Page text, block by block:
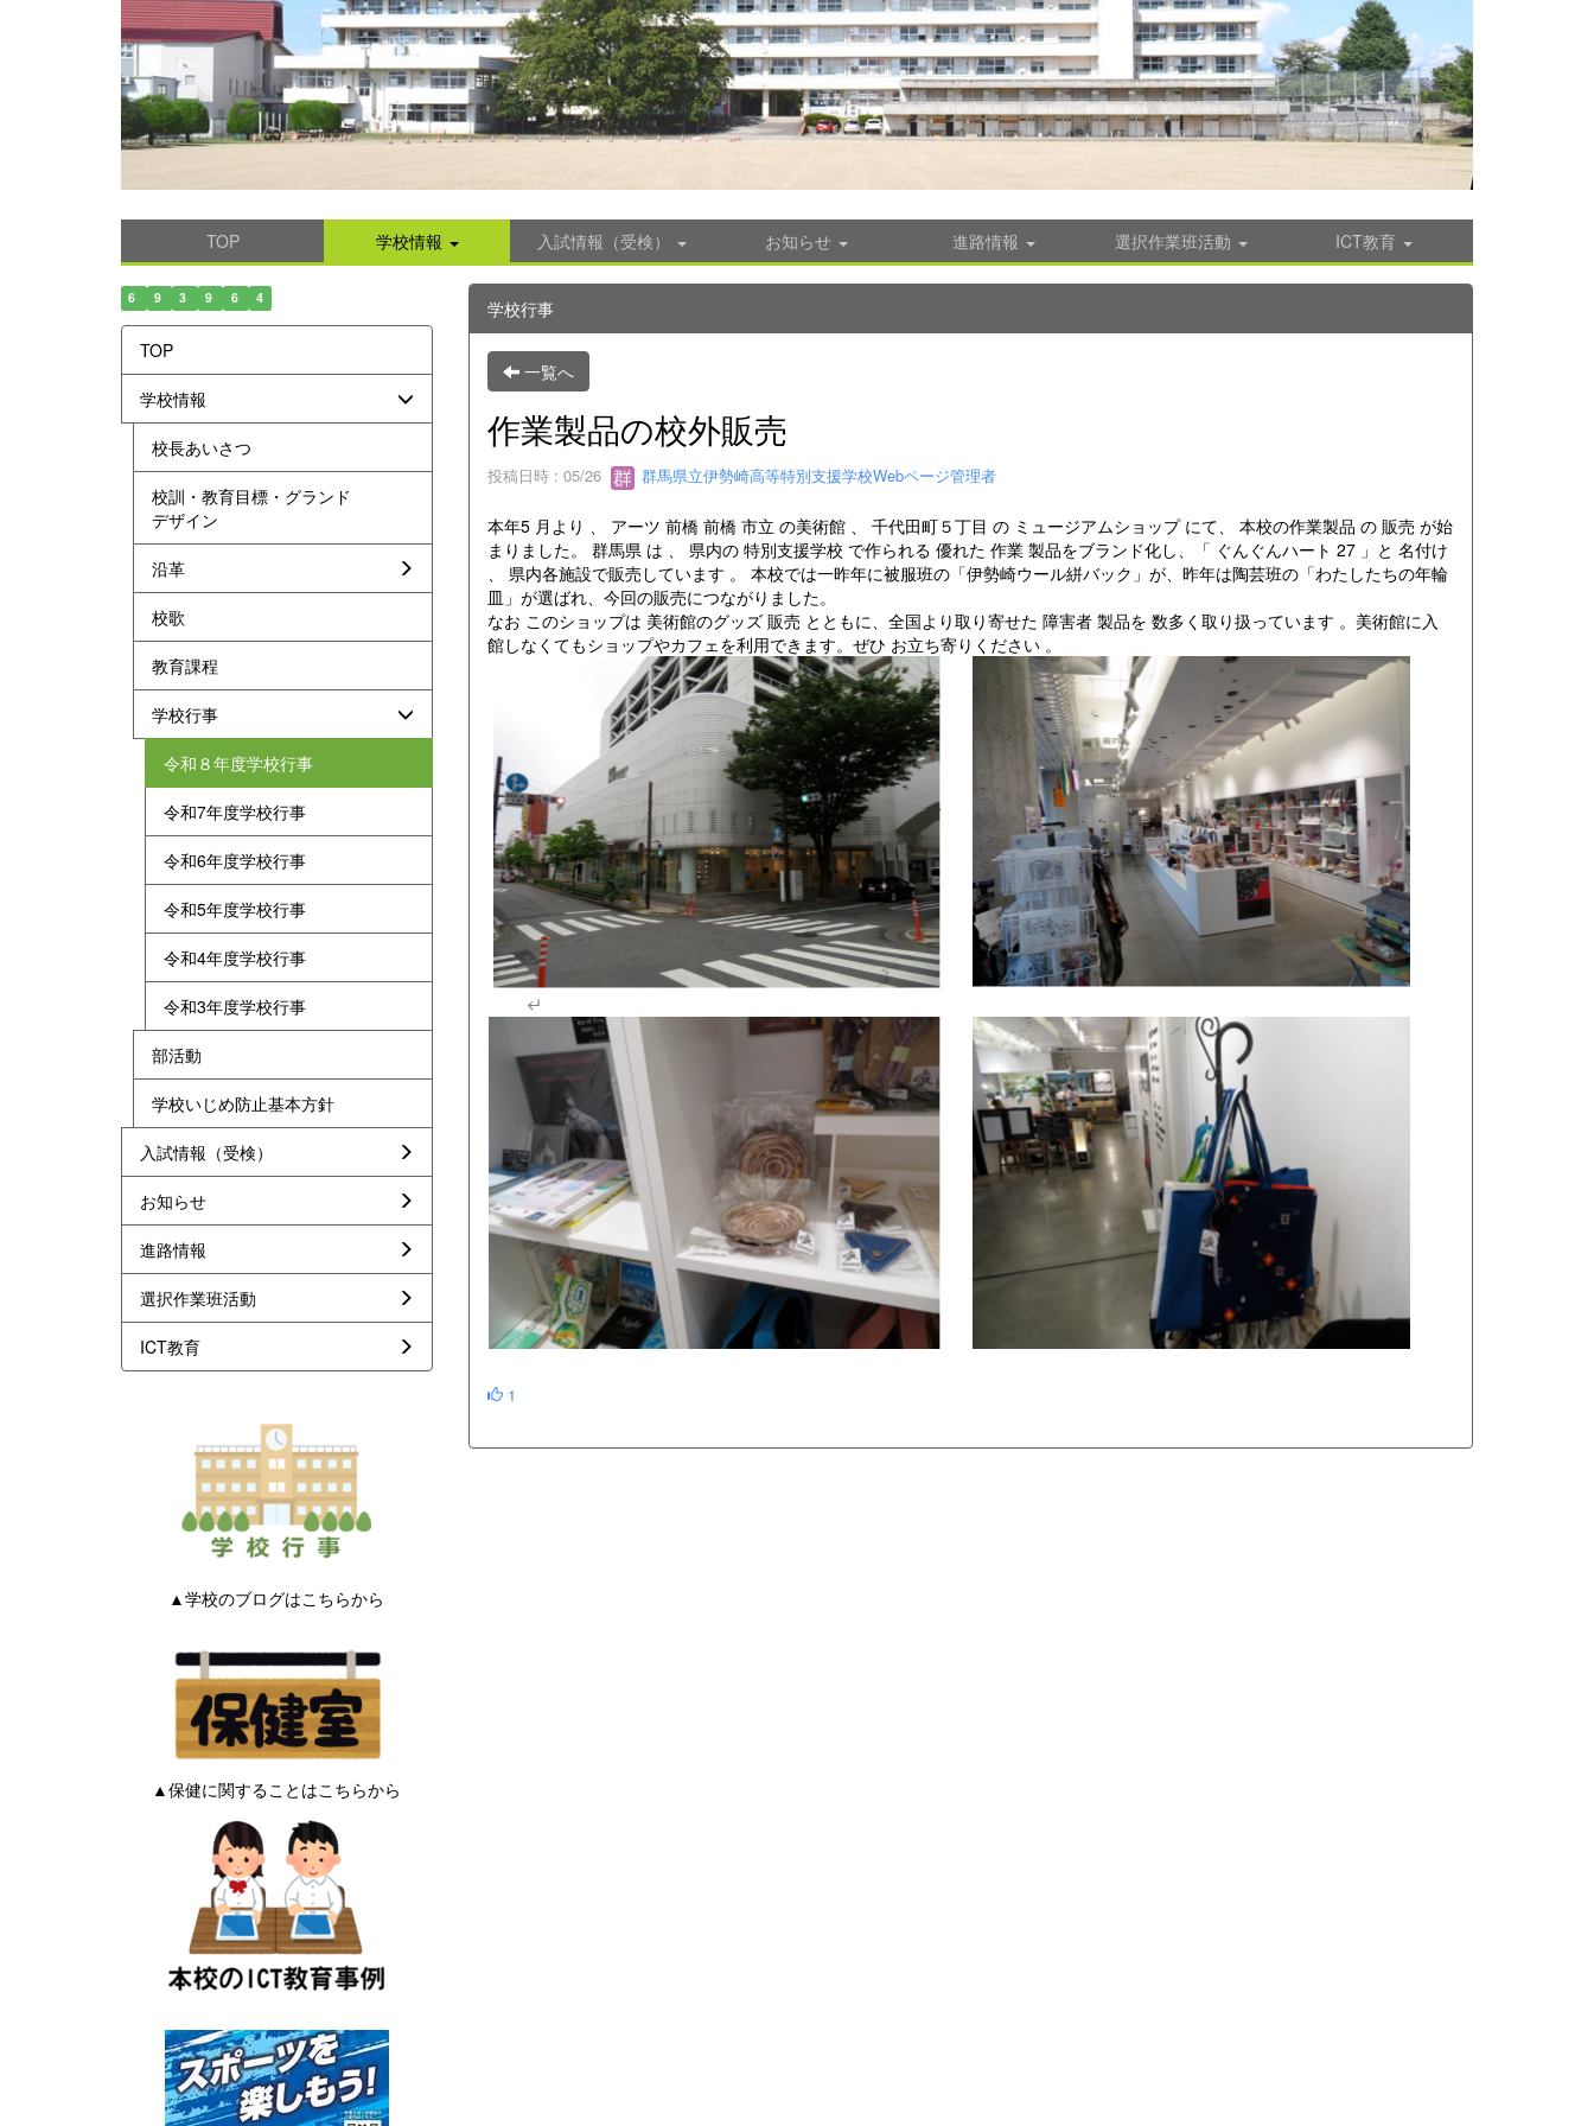
TOP 学校情報 入試情報（受検） お知らせ 進路情報 選択作業班活動 ICT教育
学校行事
一覧へ
作業製品の校外販売
投稿日時 : 05/26 群馬県立伊勢崎高等特別支援学校Webページ管理者
本年5 月より 、 アーツ 前橋 前橋 市立 の美術館 、 千代田町５丁目 の ミュージアムショップ にて、 本校の作業製品 の 販売 が始
まりました。 群馬県 は 、 県内の 特別支援学校 で作られる 優れた 作業 製品をブランド化し、「 ぐんぐんハート 27 」と 名付け
、 県内各施設で販売しています 。 本校では一昨年に被服班の「伊勢崎ウール絣バック」が、昨年は陶芸班の「わたしたちの年輪
皿」が選ばれ、今回の販売につながりました。
なお このショップは 美術館のグッズ 販売 とともに、全国より取り寄せた 障害者 製品を 数多く取り扱っています 。美術館に入
館しなくてもショップやカフェを利用できます。ぜひ お立ち寄りください 。
1
6 9 3 9 6 4
TOP
学校情報
校長あいさつ
校訓・教育目標・グランド
デザイン
沿革
校歌
教育課程
学校行事
令和８年度学校行事
令和7年度学校行事
令和6年度学校行事
令和5年度学校行事
令和4年度学校行事
令和3年度学校行事
部活動
学校いじめ防止基本方針
入試情報（受検）
お知らせ
進路情報
選択作業班活動
ICT教育
▲学校のブログはこちらから
▲保健に関することはこちらから